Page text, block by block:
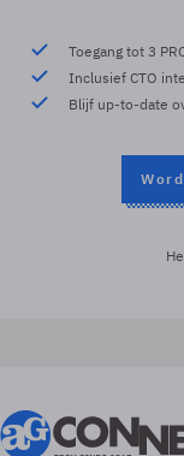
Toegang tot 3
Inclusief CTO
Blijf up-to-date